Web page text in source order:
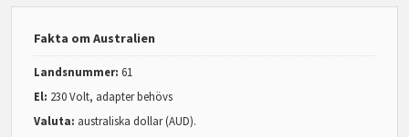
Fakta om Australien
Landsnummer: 61
El: 230 Volt, adapter behövs
Valuta: australiska dollar (AUD).